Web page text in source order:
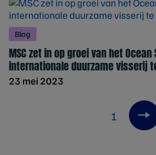
Blog
MSC zet in op groei van het
internationale duurzame visserij
23 mei 2023
1